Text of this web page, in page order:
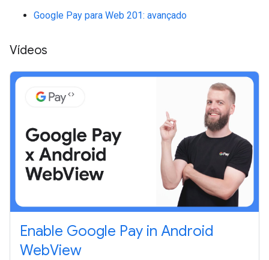
Google Pay para Web 201: avançado
Vídeos
Enable Google Pay in Android
WebView